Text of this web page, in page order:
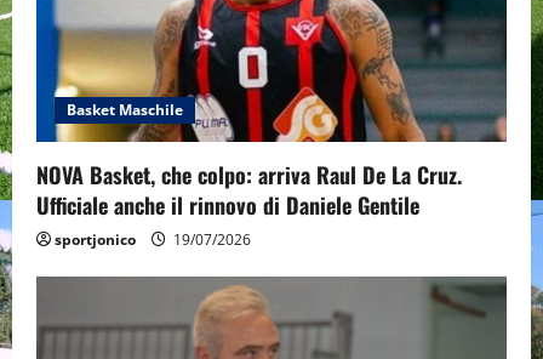
n
Basket Maschile
NOVA Basket, che colpo: arriva Raul De La Cruz.
Ufficiale anche il rinnovo di Daniele Gentile
sportjonico 19/07/2026